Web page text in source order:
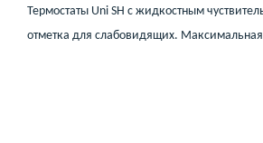
Термостаты Uni SH с жидкостным
отметка для слабовидящих. Максимальная